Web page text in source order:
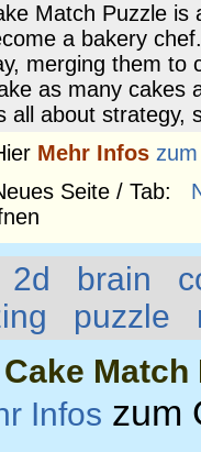
Match Puzzle is
a bakery
merging them to
as many cakes
all about
Mehr Infos
Seite / Tab:
2d brain
puzzle
Cake Match
Infos zum